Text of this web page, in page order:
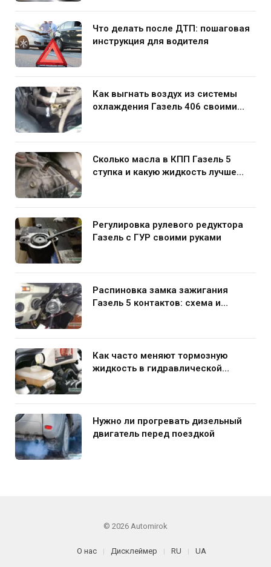
Что делать после ДТП: пошаговая
инструкция для водителя
Как выгнать воздух из системы
охлаждения Газель 406 своими
Сколько масла в КПП Газель 5
ступка и какую жидкость лучше
Регулировка рулевого редуктора
Газель с ГУР своими руками
Распиновка замка зажигания
Газель 5 контактов: схема и
Как часто меняют тормозную
жидкость в гидравлической
Нужно ли прогревать дизельный
двигатель перед поездкой
© 2026 Automirok
О нас Дисклеймер RU UA